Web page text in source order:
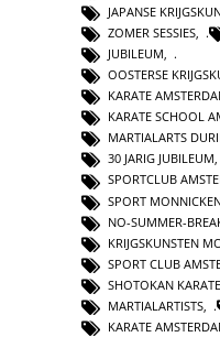
JAPANSE
ZOMER SESSIES,
JUBILEUM,
OOSTERSE
KARATE
KARATE SCHOOL
MARTIALARTS
30 JARIG JUBILEUM,
SPORTCLUB
SPORT
NO-SUMMER-
KRIJGSKUNSTEN
SPORT CLUB
SHOTOKAN
MARTIALARTISTS
KARATE